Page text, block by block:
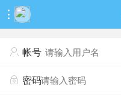

 帐号
 密码